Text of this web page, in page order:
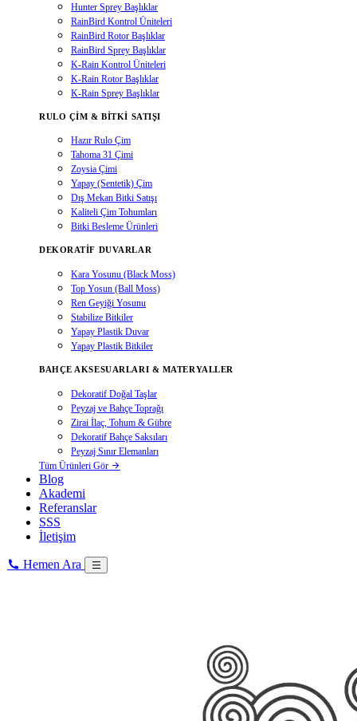
Hunter Sprey Başlıklar
RainBird Kontrol Üniteleri
RainBird Rotor Başlıklar
RainBird Sprey Başlıklar
K-Rain Kontrol Üniteleri
K-Rain Rotor Başlıklar
K-Rain Sprey Başlıklar
RULO ÇIM & BITKI SATIŞI
Hazır Rulo Çim
Tahoma 31 Çimi
Zoysia Çimi
Yapay (Sentetik) Çim
Dış Mekan Bitki Satışı
Kaliteli Çim Tohumları
Bitki Besleme Ürünleri
DEKORATIF DUVARLAR
Kara Yosunu (Black Moss)
Top Yosun (Ball Moss)
Ren Geyiği Yosunu
Stabilize Bitkiler
Yapay Plastik Duvar
Yapay Plastik Bitkiler
BAHÇE AKSESUARLARI & MATERYALLER
Dekoratif Doğal Taşlar
Peyzaj ve Bahçe Toprağı
Zirai İlaç, Tohum & Gübre
Dekoratif Bahçe Saksıları
Peyzaj Sınır Elemanları
Tüm Ürünleri Gör
Blog
Akademi
Referanslar
SSS
İletişim
Hemen Ara